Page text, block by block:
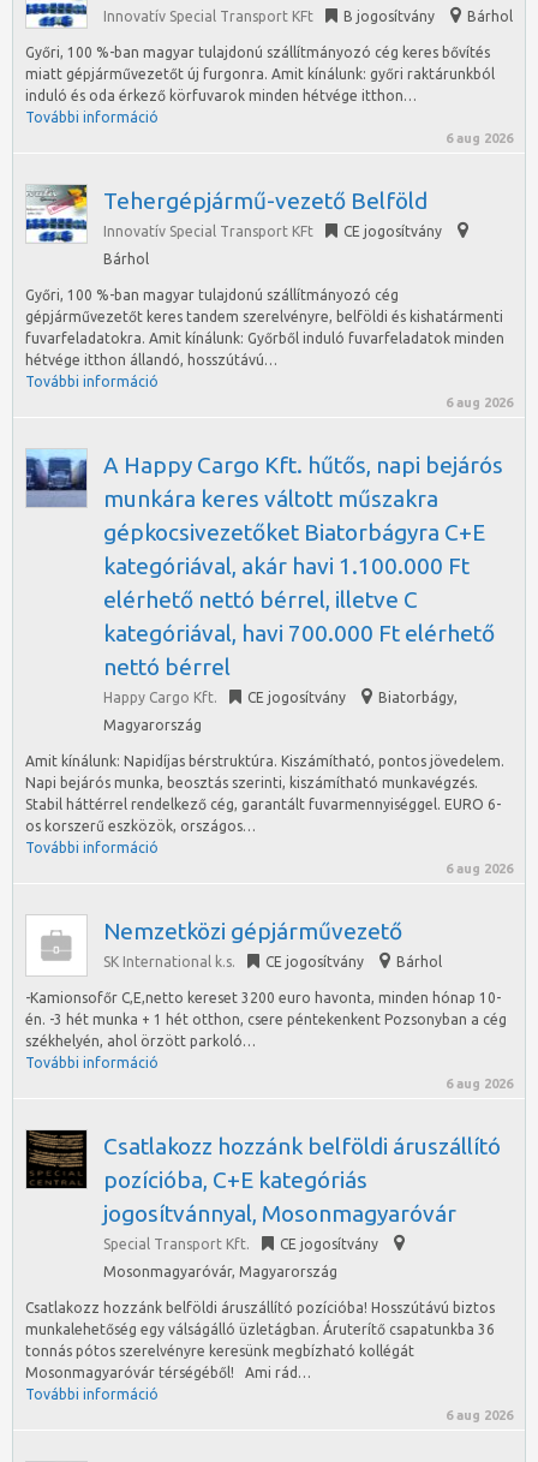
Innovatív Special Transport KFt B jogosítvány Bárhol
Győri, 100 %-ban magyar tulajdonú szállítmányozó cég keres bővítés
miatt gépjárművezetőt új furgonra. Amit kínálunk: győri raktárunkból
induló és oda érkező körfuvarok minden hétvége itthon…
További információ
6 aug 2026
Tehergépjármű-vezető Belföld
Innovatív Special Transport KFt
CE jogosítvány
Bárhol
Győri, 100 %-ban magyar tulajdonú szállítmányozó cég
gépjárművezetőt keres tandem szerelvényre, belföldi és kishatármenti
fuvarfeladatokra. Amit kínálunk: Győrből induló fuvarfeladatok minden
hétvége itthon állandó, hosszútávú…
További információ
6 aug 2026
A Happy Cargo Kft. hűtős, napi bejárós
munkára keres váltott műszakra
gépkocsivezetőket Biatorbágyra C+E
kategóriával, akár havi 1.100.000 Ft
elérhető nettó bérrel, illetve C
kategóriával, havi 700.000 Ft elérhető
nettó bérrel
Happy Cargo Kft. CE jogosítvány Biatorbágy,
Magyarország
Amit kínálunk: Napidíjas bérstruktúra. Kiszámítható, pontos jövedelem.
Napi bejárós munka, beosztás szerinti, kiszámítható munkavégzés.
Stabil háttérrel rendelkező cég, garantált fuvarmennyiséggel. EURO 6-
os korszerű eszközök, országos…
További információ
6 aug 2026
Nemzetközi gépjárművezető
SK International k.s. CE jogosítvány Bárhol
-Kamionsofőr C,E,netto kereset 3200 euro havonta, minden hónap 10-
én. -3 hét munka + 1 hét otthon, csere péntekenkent Pozsonyban a cég
székhelyén, ahol örzött parkoló…
További információ
6 aug 2026
Csatlakozz hozzánk belföldi áruszállító
pozícióba, C+E kategóriás
jogosítvánnyal, Mosonmagyaróvár
Special Transport Kft.
CE jogosítvány
Mosonmagyaróvár, Magyarország
Csatlakozz hozzánk belföldi áruszállító pozícióba! Hosszútávú biztos
munkalehetőség egy válságálló üzletágban. Áruterítő csapatunkba 36
tonnás pótos szerelvényre keresünk megbízható kollégát
Mosonmagyaróvár térségéből! Ami rád…
További információ
6 aug 2026